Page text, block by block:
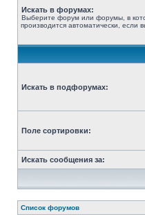
Искать в форумах:
Выберите форум или форумы, в
производится автоматически, если
Искать в подфорумах:
Поле сортировки:
Искать сообщения за:
Список форумов